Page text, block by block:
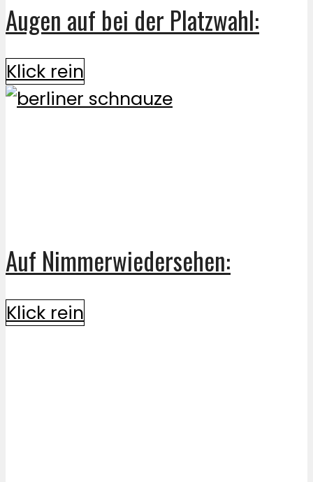
Augen auf bei der Platzwahl:
Klick rein
Auf Nimmerwiedersehen:
Klick rein